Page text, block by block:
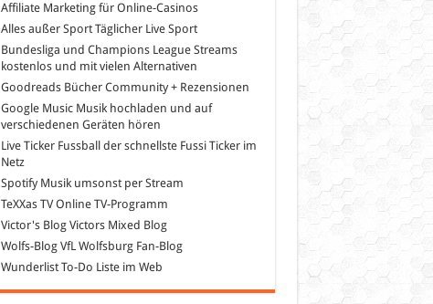
Affiliate Marketingfür Online-Casinos
Alles außer SportTäglicher Live Sport
Bundesliga und Champions League Streams
kostenlos und mit vielen Alternativen
GoodreadsBücher Community + Rezensionen
Google MusicMusik hochladen und auf
verschiedenen Geräten hören
Live Ticker Fussball
der schnellste Fussi Ticker im
Netz
SpotifyMusik umsonst per Stream
TeXXas TVOnline TV-Programm
Victor's BlogVictors Mixed Blog
Wolfs-BlogVfL Wolfsburg Fan-Blog
WunderlistTo-Do Liste im Web